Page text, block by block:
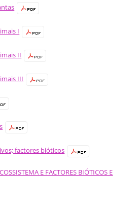
I
II
III
factores bióticos
E FACTORES BIÓTICOS E